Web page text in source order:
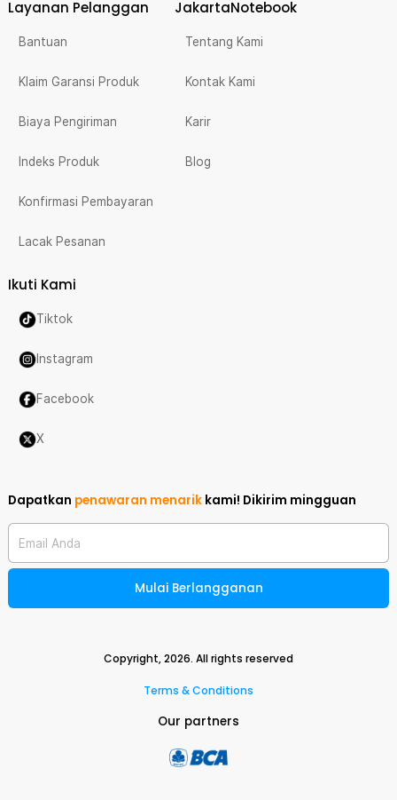
Layanan Pelanggan
Bantuan
Klaim Garansi Produk
Biaya Pengiriman
Indeks Produk
Konfirmasi Pembayaran
Lacak Pesanan
JakartaNotebook
Tentang Kami
Kontak Kami
Karir
Blog
Ikuti Kami
Tiktok
Instagram
Facebook
X
Dapatkan penawaran menarik kami! Dikirim mingguan
Email Anda
Mulai Berlangganan
Copyright,2026. All rights reserved
Terms & Conditions
Our partners